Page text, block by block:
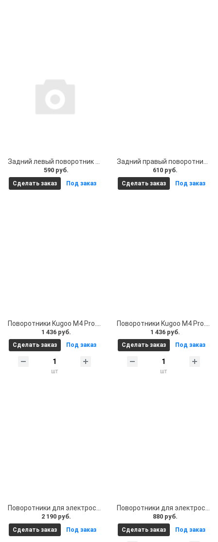
590 руб.
Сделать заказ Под заказ
610 руб.
Сделать заказ Под заказ
1 436 руб.
Сделать заказ Под заказ
шт
1 436 руб.
Сделать заказ Под заказ
шт
2 190 руб.
Сделать заказ Под заказ
880 руб.
Сделать заказ Под заказ